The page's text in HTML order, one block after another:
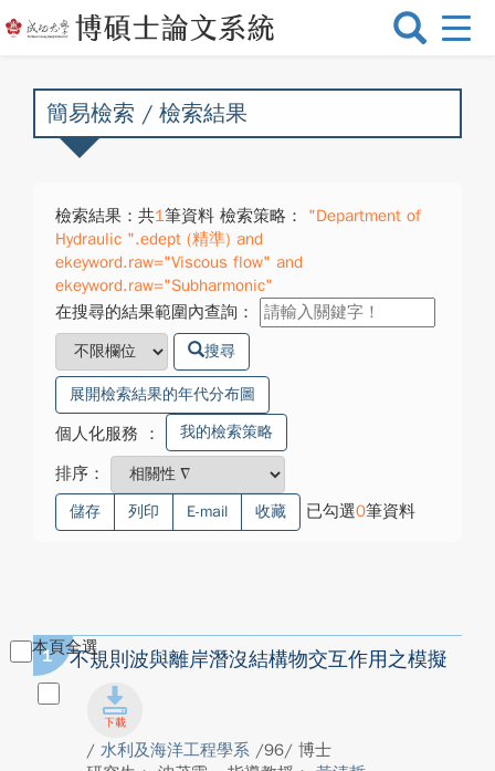
選
換
簡易檢索 / 檢索結果
檢索結果：共1筆資料 檢索策略：
"Department of
Hydraulic ".edept (精準) and
ekeyword.raw="Viscous flow" and
ekeyword.raw="Subharmonic"
在搜尋的結果範圍內查詢：
搜尋
展開檢索結果的年代分布圖
個人化服務 ： 我的檢索策略
排序：
儲存 列印 E-mail 收藏 已勾選0筆資料
本頁全選
1 不規則波與離岸潛沒結構物交互作用之模擬
/ 水利及海洋工程學系 /96/ 博士